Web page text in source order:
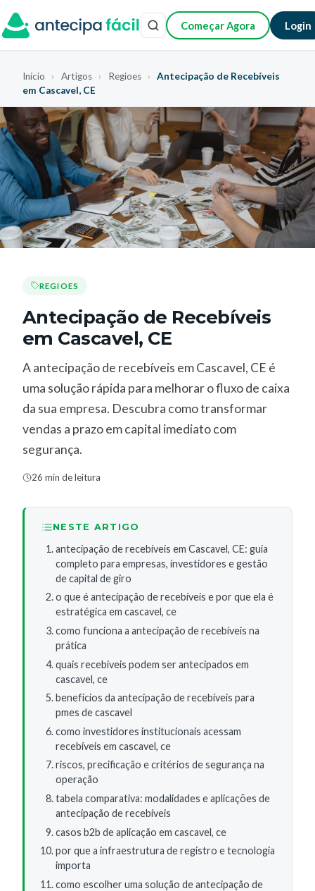
Começar Agora Login
Início › Artigos › Regioes ›
Antecipação de Recebíveis
em Cascavel, CE
REGIOES
Antecipação de Recebíveis
em Cascavel, CE
A antecipação de recebíveis em Cascavel, CE é
uma solução rápida para melhorar o fluxo de caixa
da sua empresa. Descubra como transformar
vendas a prazo em capital imediato com
segurança.
26 min de leitura
NESTE ARTIGO
antecipação de recebíveis em Cascavel, CE: guia
completo para empresas, investidores e gestão
de capital de giro
o que é antecipação de recebíveis e por que ela é
estratégica em cascavel, ce
como funciona a antecipação de recebíveis na
prática
quais recebíveis podem ser antecipados em
cascavel, ce
benefícios da antecipação de recebíveis para
pmes de cascavel
como investidores institucionais acessam
recebíveis em cascavel, ce
riscos, precificação e critérios de segurança na
operação
tabela comparativa: modalidades e aplicações de
antecipação de recebíveis
casos b2b de aplicação em cascavel, ce
por que a infraestrutura de registro e tecnologia
importa
como escolher uma solução de antecipação de